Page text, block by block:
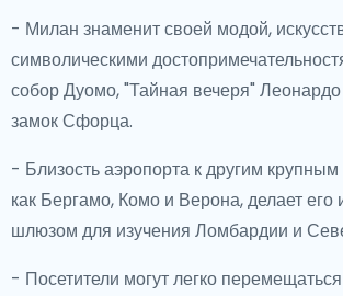
- Милан знаменит своей модой,
символическими
собор Дуомо, "Тайная вечеря"
замок Сфорца.
- Близость аэропорта к другим
как Бергамо, Комо и Верона, делает
шлюзом для изучения Ломбардии и
- Посетители могут легко